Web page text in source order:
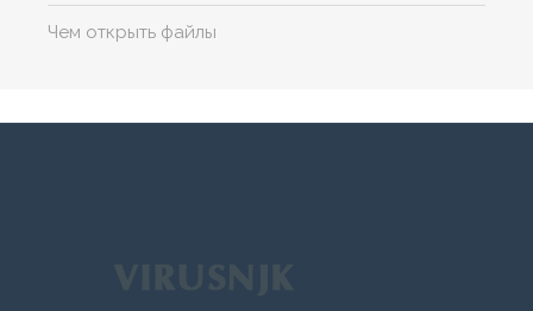
Чем открыть файлы